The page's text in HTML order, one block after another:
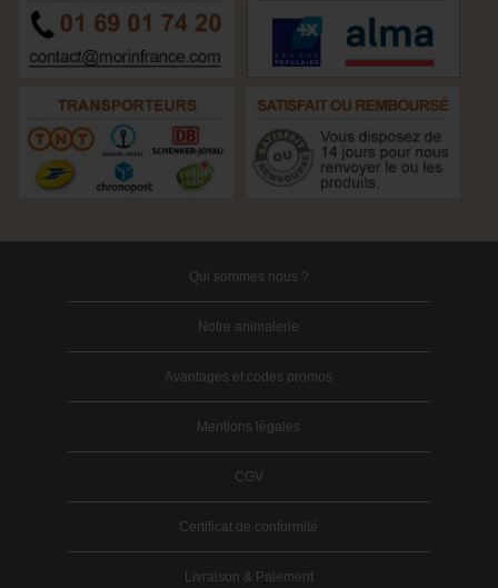
Qui sommes nous ?
Notre animalerie
Avantages et codes promos
Mentions légales
CGV
Certificat de conformité
Livraison & Paiement